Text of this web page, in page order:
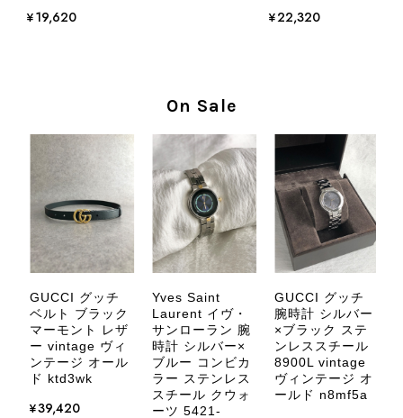
この度はご購入いただき、そして素敵
心いたしました。 また、商品からヴ
じていただけたようで、スタッフ一同
大変励みになります！ ぜひこれから
末永くご愛用いただけましたら幸いで
す。 また気になる商品やご不明な点
などございましたら、いつでもお気軽
にご相談ください。 またご縁がござ
いましたら、ぜひよろしくお願いいた
CELINE セリーヌ ブレスレット シルバー トリオンフ ホースビット SILVER925 vintage ヴィンテージ オールド 7f8hjn
2026/08/05
¥19,620 ¥22,320
On Sale
GUCCI グッチ
ベルト ブラック
マーモント レザ
ー vintage ヴィ
ンテージ オール
ド ktd3wk
¥39,420
Yves Saint
Laurent イヴ・
サンローラン 腕
時計 シルバー×
ブルー コンビカ
ラー ステンレス
スチール クウォ
ーツ 5421-
GUCCI グッチ
腕時計 シルバー
×ブラック ステ
ンレススチール
8900L vintage
ヴィンテージ オ
ールド n8mf5a